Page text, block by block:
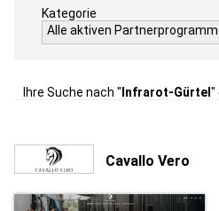
Kategorie
Alle aktiven
Ihre Suche nach " Infrarot-Gürtel "
Cavallo Vero